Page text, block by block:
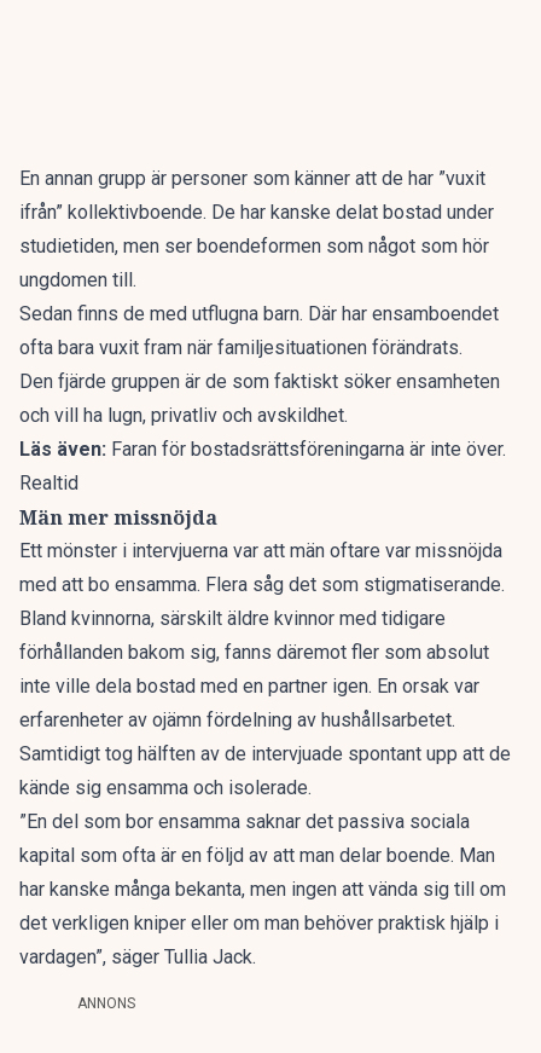
En annan grupp är personer som känner att de har ”vuxit
ifrån” kollektivboende. De har kanske delat bostad under
studietiden, men ser boendeformen som något som hör
ungdomen till.
Sedan finns de med utflugna barn. Där har ensamboendet
ofta bara vuxit fram när familjesituationen förändrats.
Den fjärde gruppen är de som faktiskt söker ensamheten
och vill ha lugn, privatliv och avskildhet.
Läs även: Faran för bostadsrättsföreningarna är inte över.
Realtid
Män mer missnöjda
Ett mönster i intervjuerna var att män oftare var missnöjda
med att bo ensamma. Flera såg det som stigmatiserande.
Bland kvinnorna, särskilt äldre kvinnor med tidigare
förhållanden bakom sig, fanns däremot fler som absolut
inte ville dela bostad med en partner igen. En orsak var
erfarenheter av ojämn fördelning av hushållsarbetet.
Samtidigt tog hälften av de intervjuade spontant upp att de
kände sig ensamma och isolerade.
”En del som bor ensamma saknar det passiva sociala
kapital som ofta är en följd av att man delar boende. Man
har kanske många bekanta, men ingen att vända sig till om
det verkligen kniper eller om man behöver praktisk hjälp i
vardagen”, säger Tullia Jack.
ANNONS